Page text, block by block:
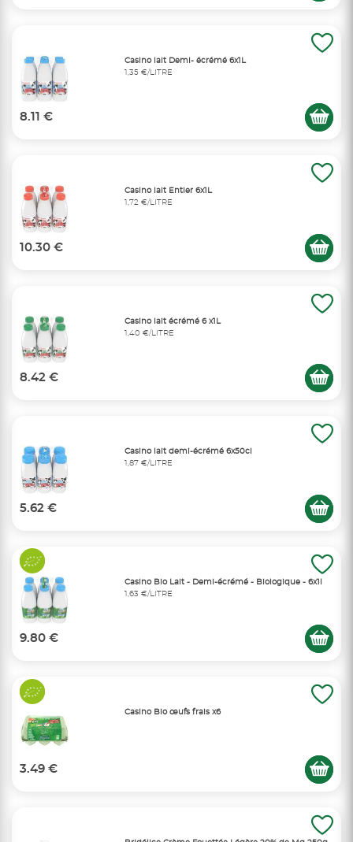
Casino lait Demi- écrémé 6x1L
1,35 €/LITRE
8.11 €
Casino lait Entier 6x1L
1,72 €/LITRE
10.30 €
Casino lait écrémé 6 x1L
1,40 €/LITRE
8.42 €
Casino lait demi-écrémé 6x50cl
1,87 €/LITRE
5.62 €
Casino Bio Lait - Demi-écrémé - Biologique - 6x1l
1,63 €/LITRE
9.80 €
Casino Bio œufs frais x6
3.49 €